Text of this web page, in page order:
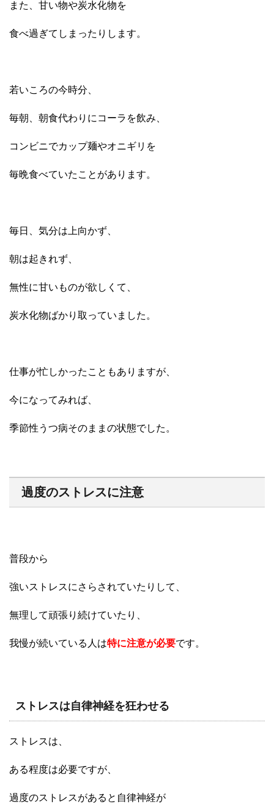
また、甘い物や炭水化物を
食べ過ぎてしまったりします。
若いころの今時分、
毎朝、朝食代わりにコーラを飲み、
コンビニでカップ麺やオニギリを
毎晩食べていたことがあります。
毎日、気分は上向かず、
朝は起きれず、
無性に甘いものが欲しくて、
炭水化物ばかり取っていました。
仕事が忙しかったこともありますが、
今になってみれば、
季節性うつ病そのままの状態でした。
過度のストレスに注意
普段から
強いストレスにさらされていたりして、
無理して頑張り続けていたり、
我慢が続いている人は特に注意が必要です。
ストレスは自律神経を狂わせる
ストレスは、
ある程度は必要ですが、
過度のストレスがあると自律神経が